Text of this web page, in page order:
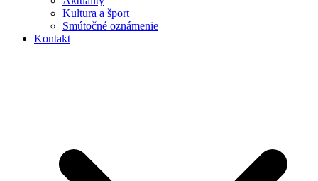
Kultura a šport
Smútočné oznámenie
Kontakt